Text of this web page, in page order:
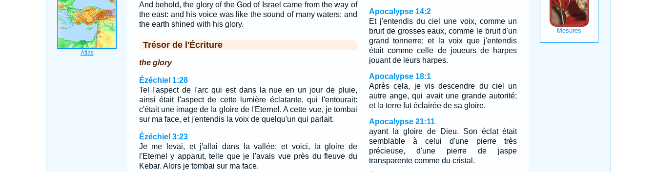
And behold, the glory of the God of Israel came from the way of
the east: and his voice was like the sound of many waters: and
the earth shined with his glory.
Trésor de l'Écriture
the glory
Ézéchiel 1:28
Tel l'aspect de l'arc qui est dans la nue en un jour de pluie,
ainsi était l'aspect de cette lumière éclatante, qui l'entourait:
c'était une image de la gloire de l'Eternel. A cette vue, je tombai
sur ma face, et j'entendis la voix de quelqu'un qui parlait.
Ézéchiel 3:23
Je me levai, et j'allai dans la vallée; et voici, la gloire de
l'Eternel y apparut, telle que je l'avais vue près du fleuve du
Kebar. Alors je tombai sur ma face.
Apocalypse 14:2
Et j'entendis du ciel une voix, comme un
bruit de grosses eaux, comme le bruit d'un
grand tonnerre; et la voix que j'entendis
était comme celle de joueurs de harpes
jouant de leurs harpes.
Apocalypse 18:1
Après cela, je vis descendre du ciel un
autre ange, qui avait une grande autorité;
et la terre fut éclairée de sa gloire.
Apocalypse 21:11
ayant la gloire de Dieu. Son éclat était
semblable à celui d'une pierre très
précieuse, d'une pierre de jaspe
transparente comme du cristal.